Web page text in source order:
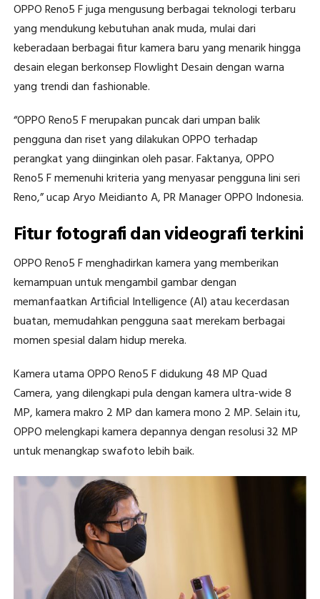
OPPO Reno5 F juga mengusung berbagai teknologi terbaru
yang mendukung kebutuhan anak muda, mulai dari
keberadaan berbagai fitur kamera baru yang menarik hingga
desain elegan berkonsep Flowlight Desain dengan warna
yang trendi dan fashionable.
“OPPO Reno5 F merupakan puncak dari umpan balik
pengguna dan riset yang dilakukan OPPO terhadap
perangkat yang diinginkan oleh pasar. Faktanya, OPPO
Reno5 F memenuhi kriteria yang menyasar pengguna lini seri
Reno,” ucap Aryo Meidianto A, PR Manager OPPO Indonesia.
Fitur fotografi dan videografi terkini
OPPO Reno5 F menghadirkan kamera yang memberikan
kemampuan untuk mengambil gambar dengan
memanfaatkan Artificial Intelligence (AI) atau kecerdasan
buatan, memudahkan pengguna saat merekam berbagai
momen spesial dalam hidup mereka.
Kamera utama OPPO Reno5 F didukung 48 MP Quad
Camera, yang dilengkapi pula dengan kamera ultra-wide 8
MP, kamera makro 2 MP dan kamera mono 2 MP. Selain itu,
OPPO melengkapi kamera depannya dengan resolusi 32 MP
untuk menangkap swafoto lebih baik.